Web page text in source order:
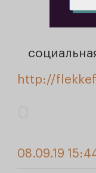
http://
08.09.19